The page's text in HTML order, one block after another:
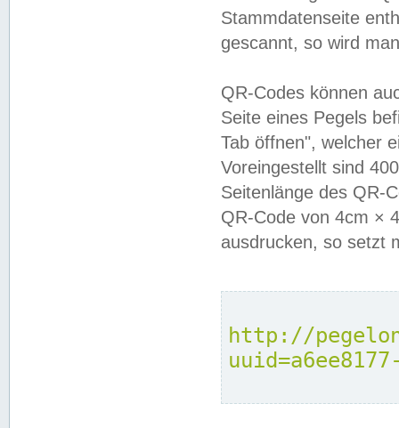
Stammdatenseite
gescannt, so wird
QR-Codes können
Seite eines Pegels
Tab öffnen", welcher
Voreingestellt sind
Seitenlänge des QR-
QR-Code von 4cm ×
ausdrucken, so setzt
http://